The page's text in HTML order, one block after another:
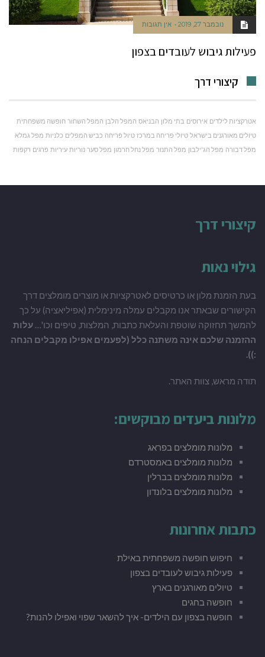
נובמבר 27, 2019 אין תגובות
פעילות גיבוש לעובדים בצפון
קיצורי דרך
אטרקציות לילדים אירוסים בתי מלון הבניאס המפל הלבן המפל השחור חופשה משפחתית
טיולים מאורגנים בישראל טיולי פריחה במרכז טיול פריחה כביש המפלים כלניות מפל גמלא
מפל דבורה מפל הג'ילבון מפל התנור מפל נחל חרמון מפל סער נוריות עיריות פרגים רקפות
קיצורי דרך
גילוי נאות
בעת הזמנת מלון או כרטיסים לאטרקציות או מוצרים מומלצים דרך
הקישורים שבאתר אנו מקבלים עמלה מינימלית (אפיליאציה) על כך
להמשך תחזוקה שוטפת והעלאת כתבות, המלצות, טיפים וכו'… עלות
ההזמנה שלכם אינה משתנה כלל (לפעמים אפילו מקבלים הנחה
:)).
תודה מראש, צוות האתר.
מלונות ביעדים מבוקשים:
מלונות מומלצים בפראג
מלונות מומלצים באמסטרדם
מלונות מומלצים בברלין
מלונות מומלצים בלונדון
כתבות אחרונות
חיפוש חופשה משפחתית באילת
פעילות גיבוש לעובדים בצפון
טיולים מאורגנים בארץ
חופשה בחגים
חופשה בצפון עם הילדים- איך להשאר שפוי ואפילו להנות?